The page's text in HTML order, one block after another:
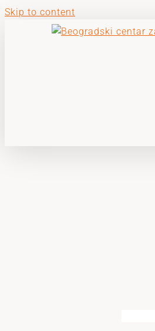
Skip to content